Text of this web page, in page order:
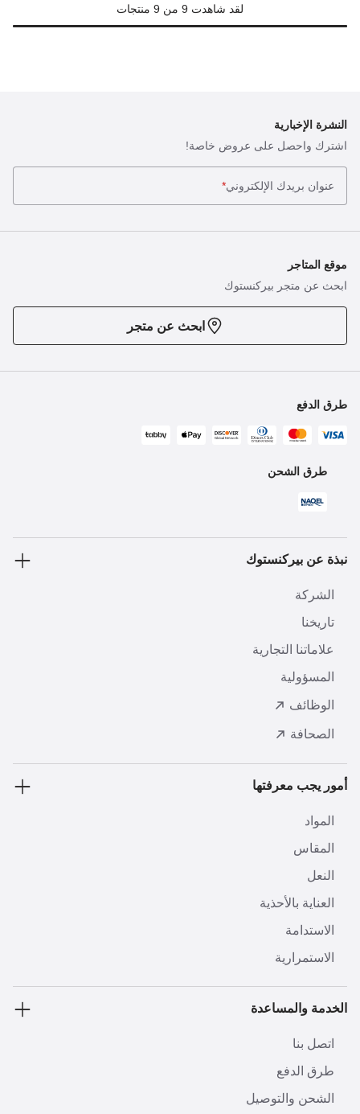
لقد شاهدت 9 من 9 منتجات
النشرة الإخبارية
اشترك واحصل على عروض خاصة!
عنوان بريدك الإلكتروني*
موقع المتاجر
ابحث عن متجر بيركنستوك
ابحث عن متجر
طرق الدفع
طرق الشحن
نبذة عن بيركنستوك
الشركة
تاريخنا
علاماتنا التجارية
المسؤولية
الوظائف
الصحافة
أمور يجب معرفتها
المواد
المقاس
النعل
العناية بالأحذية
الاستدامة
الاستمرارية
الخدمة والمساعدة
اتصل بنا
طرق الدفع
الشحن والتوصيل